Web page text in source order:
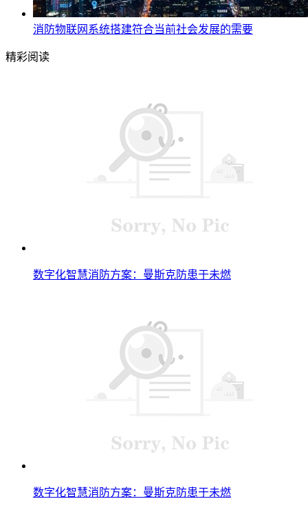
消防物联网系统搭建符合当前社会发展的需要
精彩阅读
数字化智慧消防方案：曼斯克防患于未燃
数字化智慧消防方案：曼斯克防患于未燃